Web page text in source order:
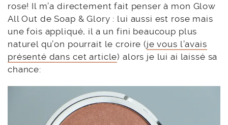
rose! Il m’a directement fait penser à mon Glow
All Out de Soap & Glory : lui aussi est rose mais
une fois appliqué, il a un fini beaucoup plus
naturel qu’on pourrait le croire (je vous l’avais
présenté dans cet article) alors je lui ai laissé sa
chance: